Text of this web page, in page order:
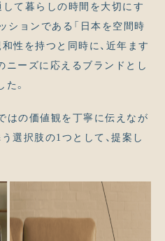
て暮らしの時間を大切にす
ションである「日本を空間時
性を持つと同時に、近年ます
ニーズに応えるブランドとし
。
はの価値観を丁寧に伝えなが
選択肢の1つとして、提案し